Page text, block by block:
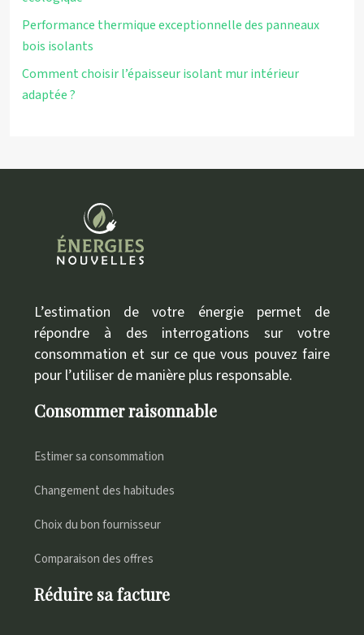
Performance thermique exceptionnelle des panneaux
bois isolants
Comment choisir l’épaisseur isolant mur intérieur
adaptée ?
L’estimation de votre énergie permet de
répondre à des interrogations sur votre
consommation et sur ce que vous pouvez faire
pour l’utiliser de manière plus responsable.
Consommer raisonnable
Estimer sa consommation
Changement des habitudes
Choix du bon fournisseur
Comparaison des offres
Réduire sa facture